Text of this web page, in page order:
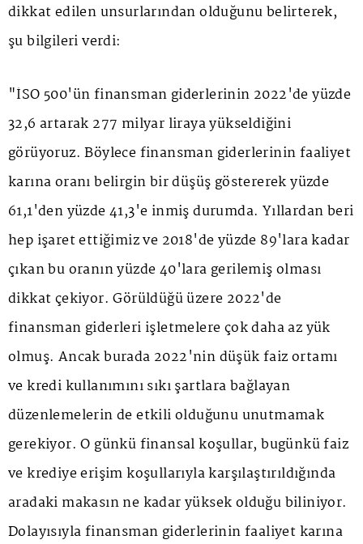
dikkat edilen unsurlarından olduğunu belirterek,
şu bilgileri verdi:
"İSO 500'ün finansman giderlerinin 2022'de yüzde
32,6 artarak 277 milyar liraya yükseldiğini
görüyoruz. Böylece finansman giderlerinin faaliyet
karına oranı belirgin bir düşüş göstererek yüzde
61,1'den yüzde 41,3'e inmiş durumda. Yıllardan beri
hep işaret ettiğimiz ve 2018'de yüzde 89'lara kadar
çıkan bu oranın yüzde 40'lara gerilemiş olması
dikkat çekiyor. Görüldüğü üzere 2022'de
finansman giderleri işletmelere çok daha az yük
olmuş. Ancak burada 2022'nin düşük faiz ortamı
ve kredi kullanımını sıkı şartlara bağlayan
düzenlemelerin de etkili olduğunu unutmamak
gerekiyor. O günkü finansal koşullar, bugünkü faiz
ve krediye erişim koşullarıyla karşılaştırıldığında
aradaki makasın ne kadar yüksek olduğu biliniyor.
Dolayısıyla finansman giderlerinin faaliyet karına